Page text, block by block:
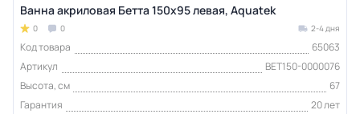
Ванна акриловая Бетта 150х95 левая, Aquatek
0 0 2-4 дня
Код товара
65063
Артикул
BET150-0000076
Высота, см
67
Гарантия
20 лет